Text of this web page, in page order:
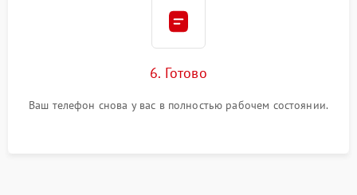
6. Готово
Ваш телефон снова у вас в полностью рабочем состоянии.